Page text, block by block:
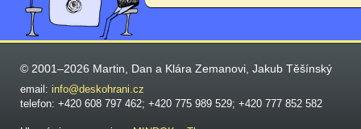
© 2001–2026 Martin, Dan a Klára Zemanovi, Jakub Těšínský
email: info@deskohrani.cz
telefon: +420 608 797 462; +420 775 989 529; +420 777 852 582